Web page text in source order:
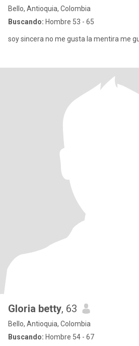
Bello, Antioquia, Colombia
Buscando: Hombre 53 - 65
soy sincera no me gusta la mentira me
Gloria betty, 63
Bello, Antioquia, Colombia
Buscando: Hombre 54 - 67